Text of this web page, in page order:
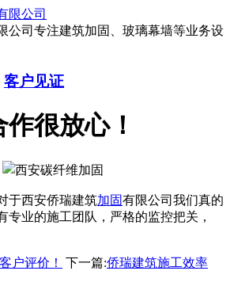
公司 专注建筑加固、玻璃幕墙等业务设
客户见证
很放心！
于西安侨瑞建筑加固有限公司我们真的
专业的施工团队，严格的监控把关，
户评价！ 下一篇:侨瑞建筑施工效率